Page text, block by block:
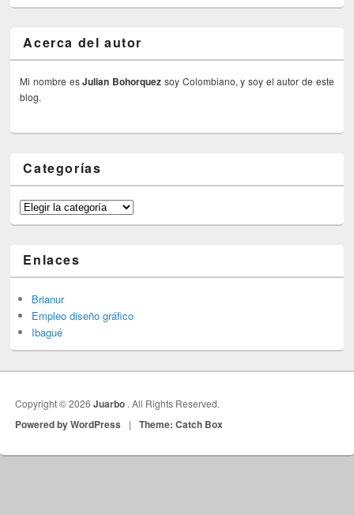
Acerca del autor
Mi nombre esJulian Bohorquez soy Colombiano, y soy el autor de este
blog.
Categorías
Categorías
Enlaces
Brianur
Empleo diseño gráfico
Ibagué
Copyright © 2026Juarbo . All Rights Reserved.
Powered by WordPress | Theme: Catch Box